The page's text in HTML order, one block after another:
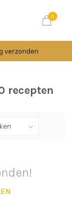
0
verzonden
recepten